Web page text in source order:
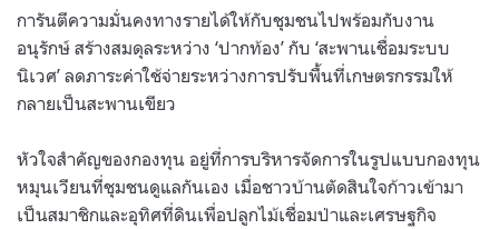
การันตีความมั่นคงทางรายได้ให้กับชุมชนไปพร้อมกับงาน
อนุรักษ์ สร้างสมดุลระหว่าง ‘ปากท้อง’ กับ ‘สะพานเชื่อมระบบ
นิเวศ’ ลดภาระค่าใช้จ่ายระหว่างการปรับพื้นที่เกษตรกรรมให้
กลายเป็นสะพานเขียว
หัวใจสำคัญของกองทุน อยู่ที่การบริหารจัดการในรูปแบบกองทุน
หมุนเวียนที่ชุมชนดูแลกันเอง เมื่อชาวบ้านตัดสินใจก้าวเข้ามา
เป็นสมาชิกและอุทิศที่ดินเพื่อปลูกไม้เชื่อมป่าและเศรษฐกิจ